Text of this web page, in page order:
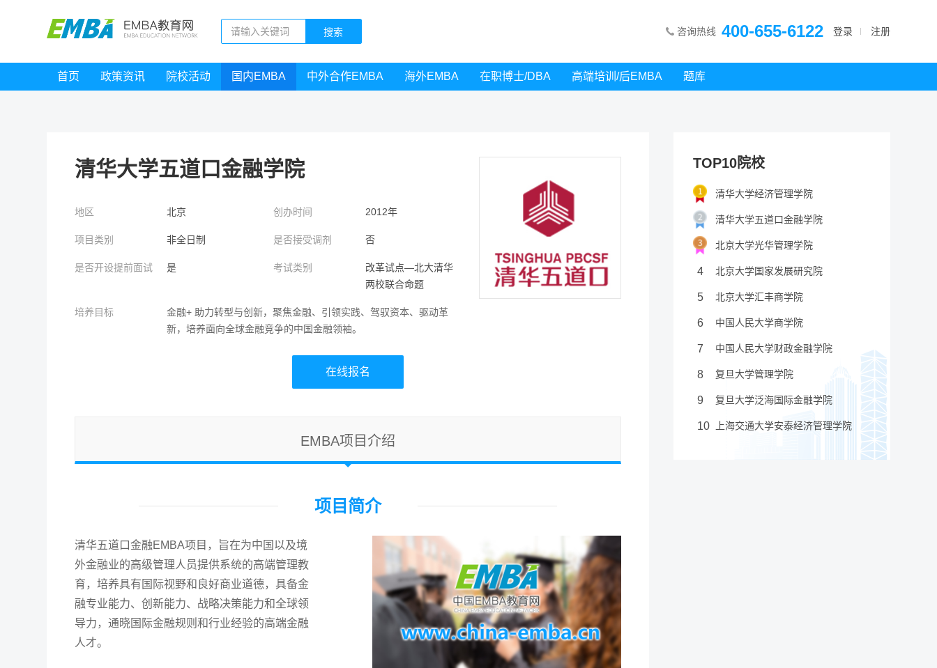
咨询热线 400-655-6122 登录 注册
首页 政策资讯 院校活动 国内EMBA 中外合作EMBA 海外EMBA 在职博士/DBA 高端培训/后EMBA 题库
清华大学五道口金融学院
地区 北京 创办时间 2012年
项目类别 非全日制 是否接受调剂 否
是否开设提前面试 是 考试类别
改革试点—北大清华
两校联合命题
培养目标
金融+ 助力转型与创新，聚焦金融、引领实践、驾驭资本、驱动革
新，培养面向全球金融竞争的中国金融领袖。
在线报名
EMBA项目介绍
项目简介
清华五道口金融EMBA项目，旨在为中国以及境
外金融业的高级管理人员提供系统的高端管理教
育，培养具有国际视野和良好商业道德，具备金
融专业能力、创新能力、战略决策能力和全球领
导力，通晓国际金融规则和行业经验的高端金融
人才。
TOP10院校
清华大学经济管理学院
清华大学五道口金融学院
北京大学光华管理学院
4 北京大学国家发展研究院
5 北京大学汇丰商学院
6 中国人民大学商学院
7 中国人民大学财政金融学院
8 复旦大学管理学院
9 复旦大学泛海国际金融学院
10 上海交通大学安泰经济管理学院